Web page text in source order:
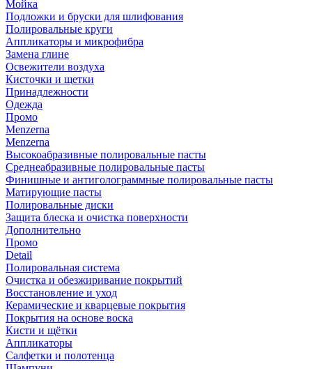
Мойка
Подложки и бруски для шлифования
Полировальные круги
Аппликаторы и микрофибра
Замена глине
Освежители воздуха
Кисточки и щетки
Принадлежности
Одежда
Промо
Menzerna
Menzerna
Высокоабразивные полировальные пасты
Среднеабразивные полировальные пасты
Финишные и антиголограммные полировальные пасты
Матирующие пасты
Полировальные диски
Защита блеска и очистка поверхности
Дополнительно
Промо
Detail
Полировальная система
Очистка и обезжиривание покрытий
Восстановление и уход
Керамические и кварцевые покрытия
Покрытия на основе воска
Кисти и щётки
Аппликаторы
Салфетки и полотенца